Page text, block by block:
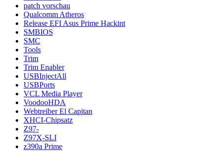
patch vorschau
Qualcomm Atheros
Release EFI Asus Prime Hackint
SMBIOS
SMC
Tools
Trim
Trim Enabler
USBInjectAll
USBPorts
VCL Media Player
VoodooHDA
Webtreiber El Capitan
XHCI-Chipsatz
Z97-
Z97X-SLI
z390a Prime